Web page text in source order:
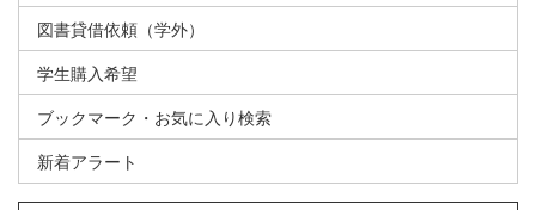
図書貸借依頼（学外）
学生購入希望
ブックマーク・お気に入り検索
新着アラート